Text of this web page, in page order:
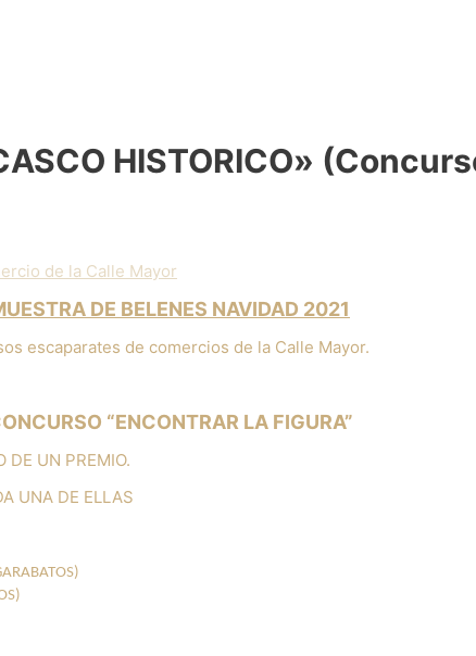
HISTORICO»
de la Calle Mayor
DE BELENES NAVIDAD 2021
escaparates de comercios de la Calle Mayor.
“ENCONTRAR LA FIGURA”
DE UN PREMIO.
UNA DE ELLAS